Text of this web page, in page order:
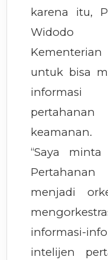
karena itu,
Widodo
untuk bisa
keamanan.
“Saya minta
menjadi
informasi-
intelijen